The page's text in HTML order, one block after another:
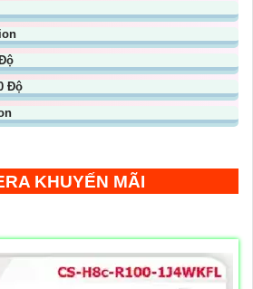
Độ
KHUYẾN MÃI